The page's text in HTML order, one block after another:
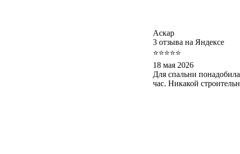
Аскар
3 отзыва на Яндексе
⭐⭐⭐⭐⭐
18 мая 2026
Для спальни
час. Никакой